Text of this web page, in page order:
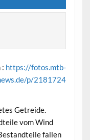
: https://fotos.mtb-
p/2181724
Getreide.
vom Wind
fallen